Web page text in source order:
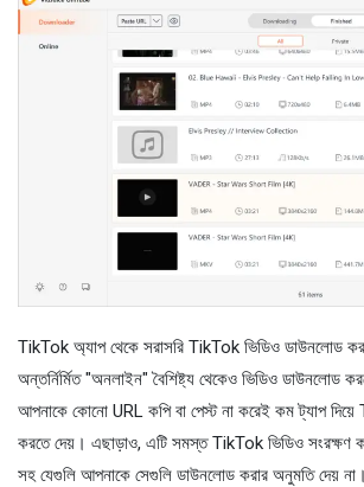
TikTok অ্যাপ থেকে সরাসরি TikTok ভিডিও ডাউনলোড
অন্তর্নির্মিত "অনলাইন" বৈশিষ্ট্য থেকেও ভিডিও ডাউনলোড
আপনাকে কোনো URL কপি বা পেস্ট না করেই কম ট্যাপ
করতে দেয়। এছাড়াও, এটি সমস্ত TikTok ভিডিও সংরক্ষণ
সহ যেগুলি আপনাকে সেগুলি ডাউনলোড করার অনুমতি দেয় না।